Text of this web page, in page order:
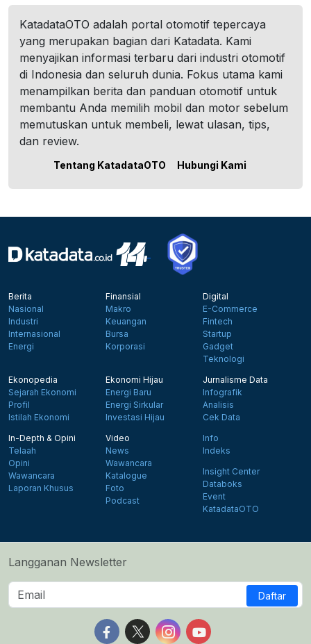
KatadataOTO adalah portal otomotif tepercaya
yang merupakan bagian dari Katadata. Kami
menyajikan informasi terbaru dari industri otomotif
di Indonesia dan seluruh dunia. Fokus utama kami
menampilkan berita dan panduan otomotif untuk
membantu Anda memilih mobil dan motor sebelum
memutuskan untuk membeli, lewat ulasan, tips,
dan review.
Tentang KatadataOTO Hubungi Kami
Berita
Nasional
Industri
Internasional
Energi
Finansial
Makro
Keuangan
Bursa
Korporasi
Digital
E-Commerce
Fintech
Startup
Gadget
Teknologi
Ekonopedia
Sejarah Ekonomi
Profil
Istilah Ekonomi
Ekonomi Hijau
Energi Baru
Energi Sirkular
Investasi Hijau
Jurnalisme Data
Infografik
Analisis
Cek Data
In-Depth & Opini
Telaah
Opini
Wawancara
Laporan Khusus
Video
News
Wawancara
Katalogue
Foto
Podcast
Info
Indeks
Insight Center
Databoks
Event
KatadataOTO
Langganan Newsletter
Daftar
Follow us on Facebook
Follow us on X
Follow us on Instagram
Follow us on